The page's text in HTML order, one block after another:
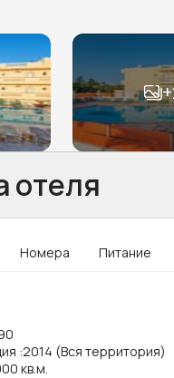
+
отеля
Номера Питание
:2014 (Вся территория)
кв.м.